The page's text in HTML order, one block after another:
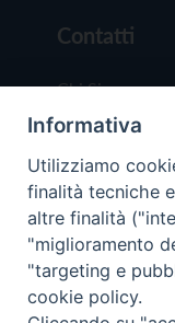
Contatti
Chi Siamo
Redazione
Scrivici
Copyright ©
Informativa
Utilizziamo
finalità tecniche
altre finalità
"miglioramento
"targeting e
cookie policy.